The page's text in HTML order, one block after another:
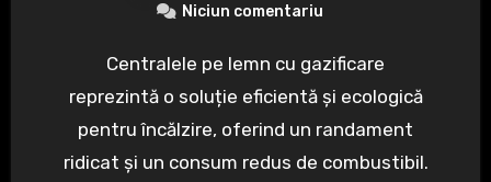
Niciun comentariu
Centralele pe lemn cu gazificare
reprezintă o soluție eficientă și ecologică
pentru încălzire, oferind un randament
ridicat și un consum redus de combustibil.